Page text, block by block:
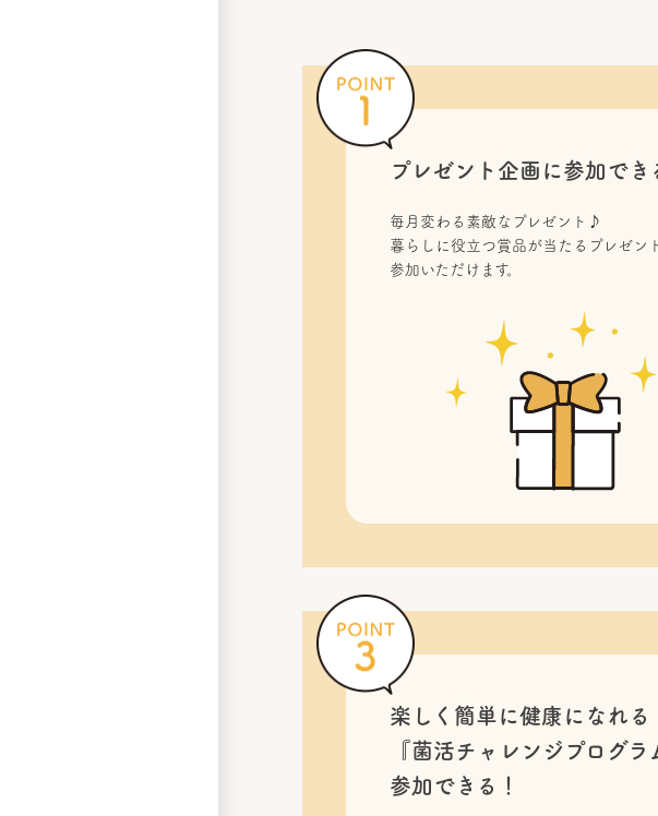
プレゼント企画に参加でき
毎月変わる素敵なプレゼント♪
暮らしに役立つ賞品が当たるプレゼン
参加いただけます。
楽しく簡単に健康になれる
『菌活チャレンジプログラ
参加できる！